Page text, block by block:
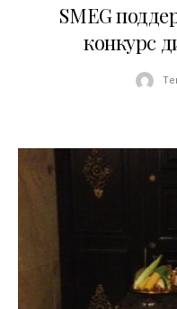
SMEG
конкурс